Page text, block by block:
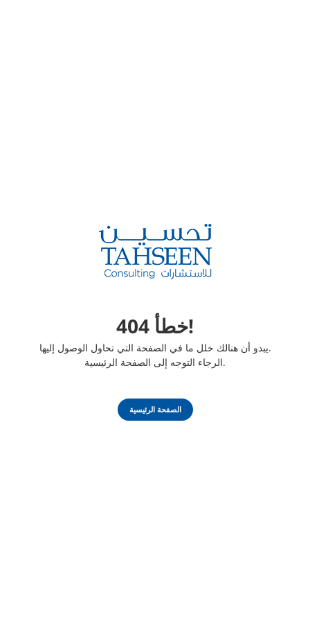
خطأ 404!
يبدو أن هنالك خلل ما في الصفحة التي تحاول الوصول إليها.
الرجاء التوجه إلى الصفحة الرئيسية.
الصفحة الرئيسية